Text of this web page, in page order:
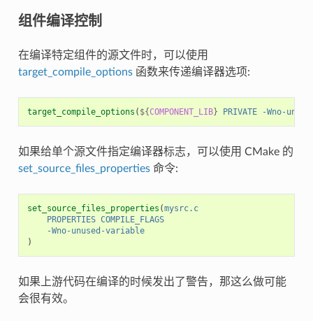
组件编译控制
在编译特定组件的源文件时，可以使用
target_compile_options函数来传递编译器选项:
target_compile_options ( ${COMPONENT_LIB} PRIVATE -Wno-
如果给单个源文件指定编译器标志，可以使用 CMake 的
set_source_files_properties命令:
set_source_files_properties (mysrc.c
PROPERTIES COMPILE_FLAGS
-Wno-unused-variable
)
如果上游代码在编译的时候发出了警告，那这么做可能
会很有效。